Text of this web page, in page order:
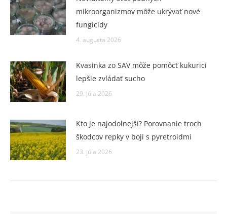
mikroorganizmov môže ukrývať nové
fungicídy
4. augusta 2026
Kvasinka zo SAV môže pomôcť kukurici
lepšie zvládať sucho
29. júla 2026
Kto je najodolnejší? Porovnanie troch
škodcov repky v boji s pyretroidmi
23. júla 2026